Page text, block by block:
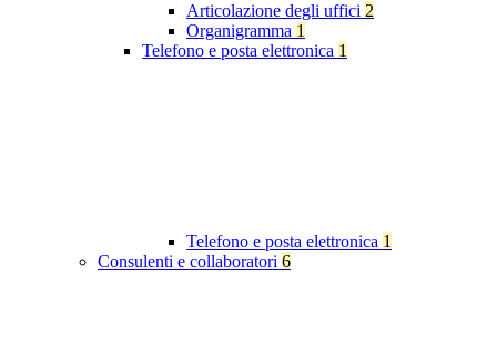
Articolazione degli uffici 2
Organigramma 1
Telefono e posta elettronica 1
Telefono e posta elettronica 1
Consulenti e collaboratori 6